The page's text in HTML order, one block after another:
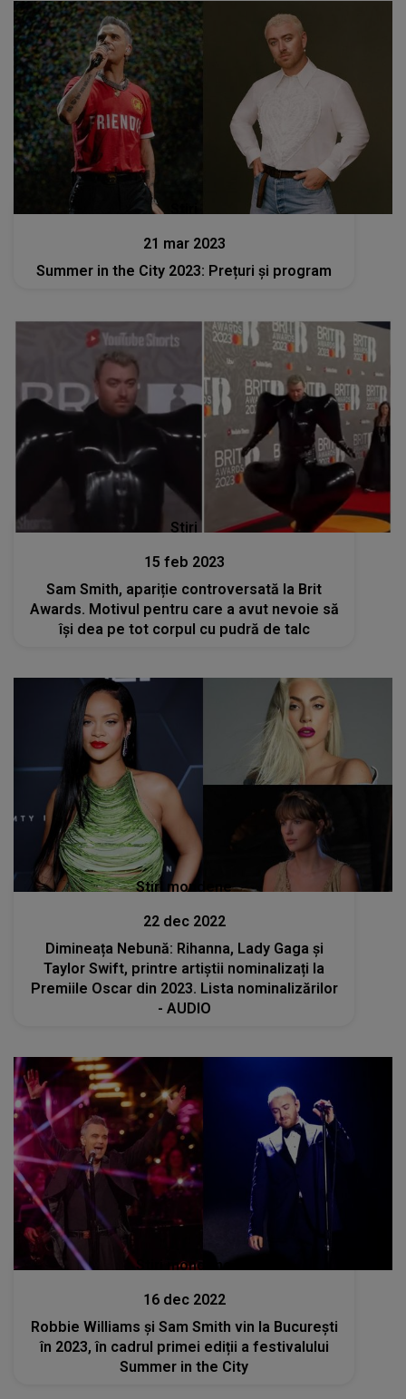
21 mar 2023
Summer in the City 2023: Prețuri și program
Stiri
15 feb 2023
Sam Smith, apariție controversată la Brit
Awards. Motivul pentru care a avut nevoie să
își dea pe tot corpul cu pudră de talc
Stiri mondene
22 dec 2022
Dimineața Nebună: Rihanna, Lady Gaga şi
Taylor Swift, printre artiștii nominalizați la
Premiile Oscar din 2023. Lista nominalizărilor
- AUDIO
Stiri mondene
16 dec 2022
Robbie Williams şi Sam Smith vin la București
în 2023, în cadrul primei ediții a festivalului
Summer in the City